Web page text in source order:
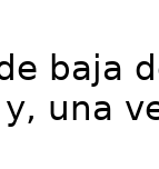
baja
una